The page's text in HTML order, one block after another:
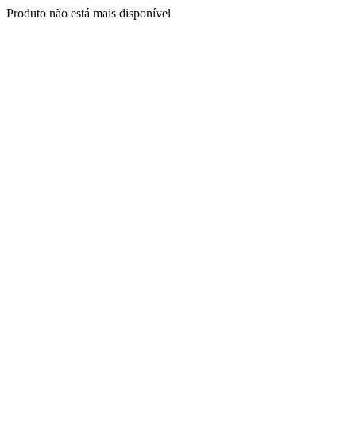
Produto não está mais disponível